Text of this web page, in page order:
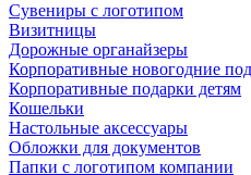
Сувениры с логотипом
Визитницы
Дорожные органайзеры
Корпоративные новогодние
Корпоративные подарки детям
Кошельки
Настольные аксессуары
Обложки для документов
Папки с логотипом компании